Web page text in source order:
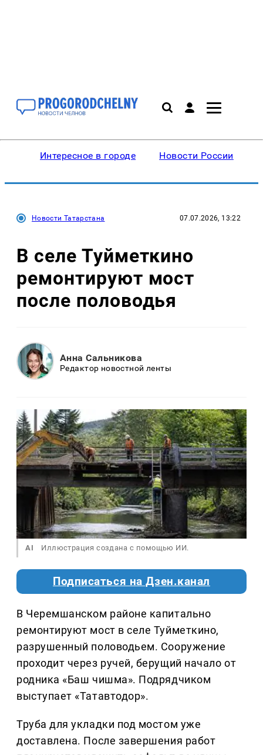
Интересное в городе Новости России
Новости Татарстана 07.07.2026, 13:22
В селе Туйметкино
ремонтируют мост
после половодья
Анна Сальникова
Редактор новостной ленты
AI Иллюстрация создана с помощью ИИ.
Подписаться на Дзен.канал
В Черемшанском районе капитально
ремонтируют мост в селе Туйметкино,
разрушенный половодьем. Сооружение
проходит через ручей, берущий начало от
родника «Баш чишма». Подрядчиком
выступает «Татавтодор».
Труба для укладки под мостом уже
доставлена. После завершения работ